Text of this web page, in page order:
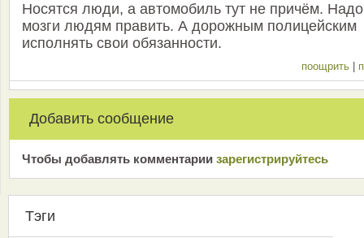
Носятся люди, а автомобиль тут не причём. Надо
мозги людям править. А дорожным полицейским
исполнять свои обязанности.
поощрить
Добавить сообщение
Чтобы добавлять комментарии зарeгиcтрирyйтeсь
Тэги